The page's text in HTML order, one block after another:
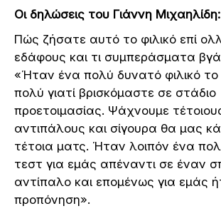
Οι δηλώσεις του Γιάννη Μιχαηλίδη:
Πώς ζήσατε αυτό το φιλικό επί
εδάφους και τι συμπεράσματα
«Ήταν ένα πολύ δυνατό φιλικό το
πολύ γιατί βρισκόμαστε σε στάδιο
προετοιμασίας. Ψάχνουμε
αντιπάλους και σίγουρα θα μας
τέτοια ματς. Ήταν λοιπόν ένα
τεστ για εμάς απέναντι σε έναν
αντίπαλο και επομένως για εμάς
προπόνηση».